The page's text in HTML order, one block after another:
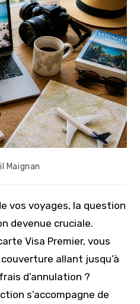
autrice
Maignan
vos voyages, la question
devenue cruciale.
Visa Premier, vous
allant jusqu’à
d’annulation ?
s’accompagne de